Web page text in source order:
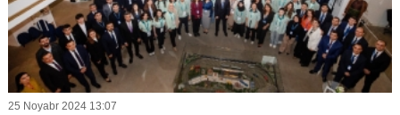
25 Noyabr 2024 13:07